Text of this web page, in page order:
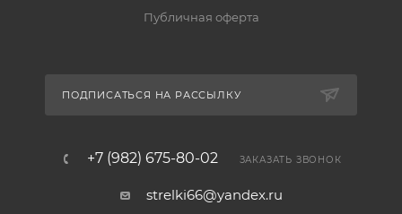
Публичная оферта
ПОДПИСАТЬСЯ НА РАССЫЛКУ
+7 (982) 675-80-02 ЗАКАЗАТЬ ЗВОНОК
strelki66@yandex.ru